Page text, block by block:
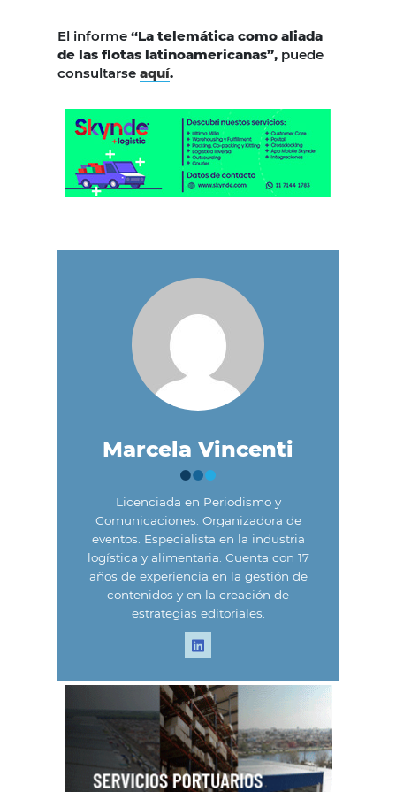
El informe “La telemática como aliada
de las flotas latinoamericanas”, puede
consultarse aquí.
Marcela Vincenti
Licenciada en Periodismo y
Comunicaciones. Organizadora de
eventos. Especialista en la industria
logística y alimentaria. Cuenta con 17
años de experiencia en la gestión de
contenidos y en la creación de
estrategias editoriales.